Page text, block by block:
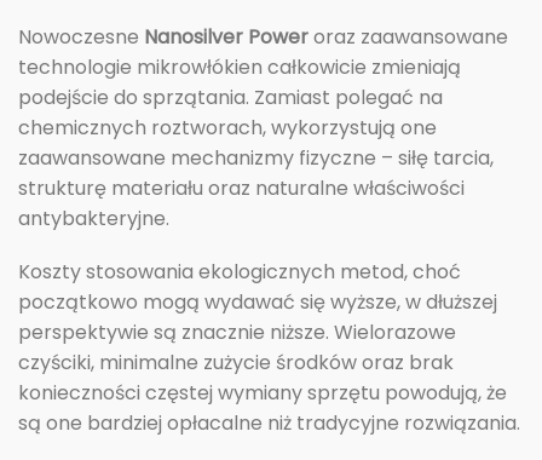
Nowoczesne Nanosilver Poweroraz zaawansowane
technologie mikrowłókien całkowicie zmieniają
podejście do sprzątania. Zamiast polegać na
chemicznych roztworach, wykorzystują one
zaawansowane mechanizmy fizyczne – siłę tarcia,
strukturę materiału oraz naturalne właściwości
antybakteryjne.
Koszty stosowania ekologicznych metod, choć
początkowo mogą wydawać się wyższe, w dłuższej
perspektywie są znacznie niższe. Wielorazowe
czyściki, minimalne zużycie środków oraz brak
konieczności częstej wymiany sprzętu powodują, że
są one bardziej opłacalne niż tradycyjne rozwiązania.